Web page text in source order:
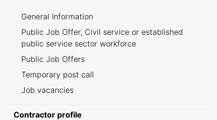
General Information
Public Job Offer, Civil service or established
public service sector workforce
Public Job Offers
Temporary post call
Job vacancies
Contractor profile